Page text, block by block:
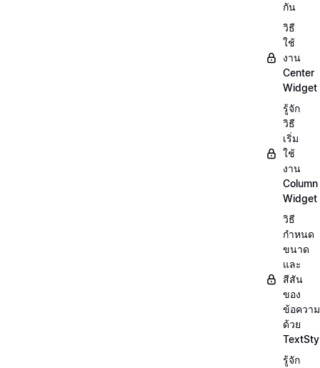
กัน
วิธี
ใช้
งาน
Center
Widget
รู้จัก
วิธี
เริ่ม
ใช้
งาน
Column
Widget
วิธี
กำหนด
ขนาด
และ
สีสัน
ของ
ข้อความ
ด้วย
รู้จัก